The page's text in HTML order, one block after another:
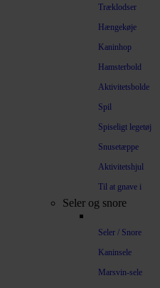
Træklodser
Hængekøje
Kaninhop
Hamsterbold
Aktivitetsbolde
Spil
Spiseligt legetøj
Snusetæppe
Aktivitetshjul
Til at gnave i
Seler og snore
Seler / Snore
Kaninsele
Marsvin-sele